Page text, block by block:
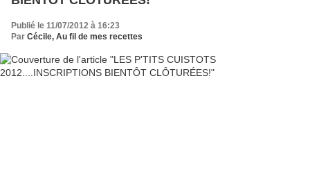
Publié le 11/07/2012 à 16:23
Par Cécile, Au fil de mes recettes